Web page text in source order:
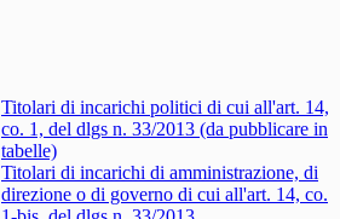
Titolari di incarichi politici di cui all'art. 14,
co. 1, del dlgs n. 33/2013 (da pubblicare in
tabelle)
Titolari di incarichi di amministrazione, di
direzione o di governo di cui all'art. 14, co.